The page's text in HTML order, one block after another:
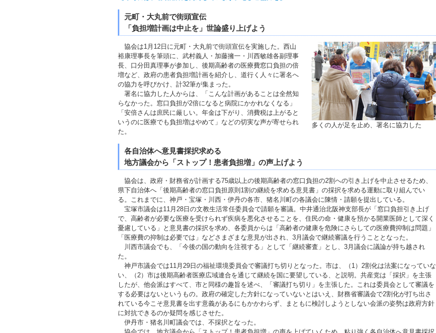
元町・大丸前で街頭宣伝
「負担増計画は中止を」世論盛り上げよう
多くの人が足を止め、署名に協力した
協会は1月12日に元町・大丸前で街頭宣伝を実施した。西山
裕康理事長を筆頭に、武村義人・加藤擁一・川西敏雄各副理事
長、口分田真理事が参加し、後期高齢者の医療費窓口負担の倍
増など、政府の患者負担増計画を紹介し、道行く人々に署名へ
の協力を呼びかけ、計32筆が集まった。
署名に協力した人からは、「こんな計画があることは全然知
らなかった。窓口負担が2倍になると病院にかかれなくなる」
「安倍さんは庶民に厳しい。年金は下がり、消費税は上がると
いうのに医療でも負担増はやめて」などの切実な声が寄せられ
た。
各自治体へ意見書採択求める
地方議会から「ストップ！患者負担増」の声上げよう
協会は、政府・財務省が計画する75歳以上の後期高齢者の窓口負担の2割への引き上げを中止させるため、
県下自治体へ「後期高齢者の窓口負担原則1割の継続を求める意見書」の採択を求める運動に取り組んでい
る。これまでに、神戸・宝塚・川西・伊丹の各市、猪名川町の各議会に陳情・請願を提出している。
宝塚市議会は11月28日の文教生活常任委員会で請願を審議。中井通治北阪神支部長が「窓口負担引き上げ
で、高齢者が必要な医療を受けられず疾病を悪化させることを、住民の命・健康を預かる開業医師として深く
憂慮している」と意見書の採択を求め、各委員からは「高齢者の健康を危険にさらしての医療費抑制は問題」
「医療費の抑制は必要では」などさまざまな意見が出され、3月議会で継続審議を行うこととなった。
川西市議会でも、「今後の国の動向を注視する」として「継続審査」とし、3月議会に議論が持ち越され
た。
神戸市議会では11月29日の福祉環境委員会で審議打ち切りとなった。市は、（1）2割化は法案になっていな
い、（2）市は後期高齢者医療広域連合を通じて継続を国に要望している、と説明。共産党は「採択」を主張
したが、他会派はすべて、市と同様の趣旨を述べ、「審議打ち切り」を主張した。これは委員会として審議を
する必要はないというもの。政府の確定した方針になっていないとはいえ、財務省審議会で2割化が打ち出さ
れている今こそ意見書を出す意義があるにもかかわらず、まともに検討しようとしない会派の姿勢は政府方針
に対抗できるのか疑問を感じさせた。
伊丹市・猪名川町議会では、不採択となった。